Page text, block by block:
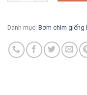
Danh mục: Bơm chìm giếng